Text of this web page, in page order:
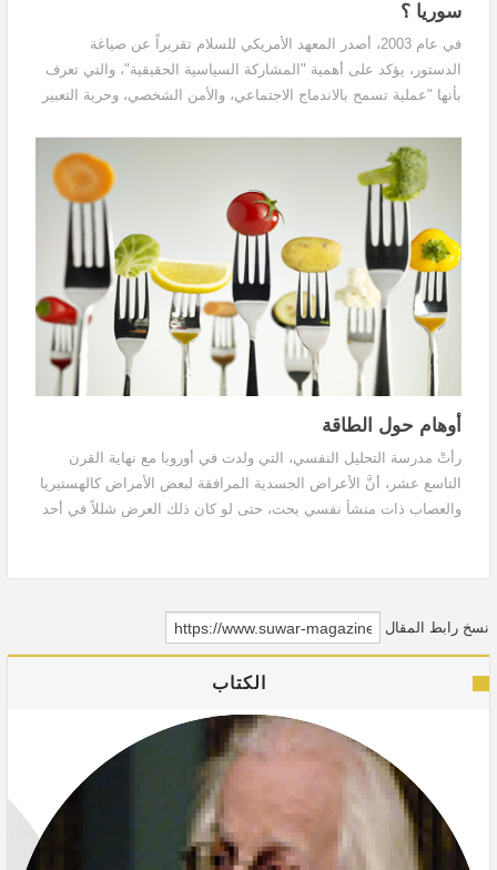
سوريا ؟
في عام 2003، أصدر المعهد الأمريكي للسلام تقريراً عن صياغة
الدستور، يؤكد على أهمية "المشاركة السياسية الحقيقية"، والتي تعرف
بأنها "عملية تسمح بالاندماج الاجتماعي، والأمن الشخصي، وحرية التعبير
لموارد كبيرة لتحقيق النجاح . ويؤكد التقرير أن الدساتير الديمقراطية
لايمكن أن تكتب من قبل جهات خارجية نيابة عن أبنائها.
أوهام حول الطاقة
رأتْ مدرسة التحليل النفسي، التي ولدت في أوروبا مع نهاية القرن
التاسع عشر، أنَّ الأعراض الجسدية المرافقة لبعض الأمراض كالهستيريا
والعصاب ذات منشأ نفسي بحت، حتى لو كان ذلك العرض شللاً في أحد
نسخ رابط المقال
الكتاب